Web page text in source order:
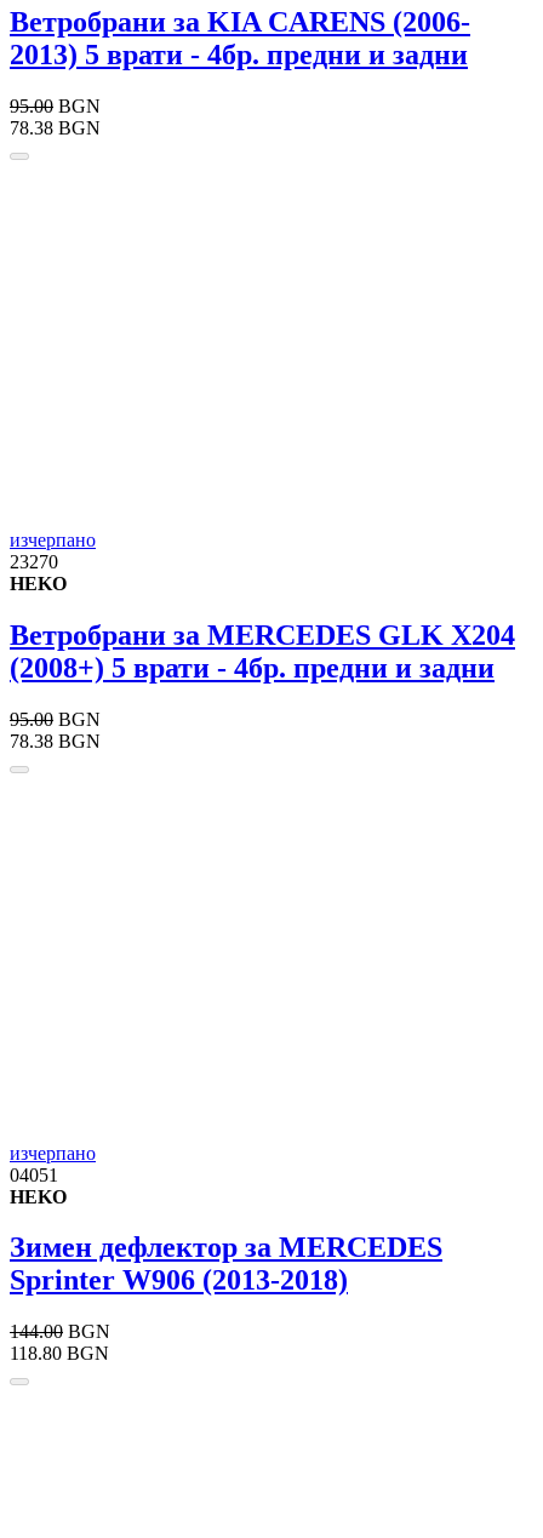
Ветробрани за KIA CARENS (2006-
2013) 5 врати - 4бр. предни и задни
95.00 BGN
78.38 BGN
изчерпано
23270
HEKO
Ветробрани за MERCEDES GLK X204
(2008+) 5 врати - 4бр. предни и задни
95.00 BGN
78.38 BGN
изчерпано
04051
HEKO
Зимен дефлектор за MERCEDES
Sprinter W906 (2013-2018)
144.00 BGN
118.80 BGN